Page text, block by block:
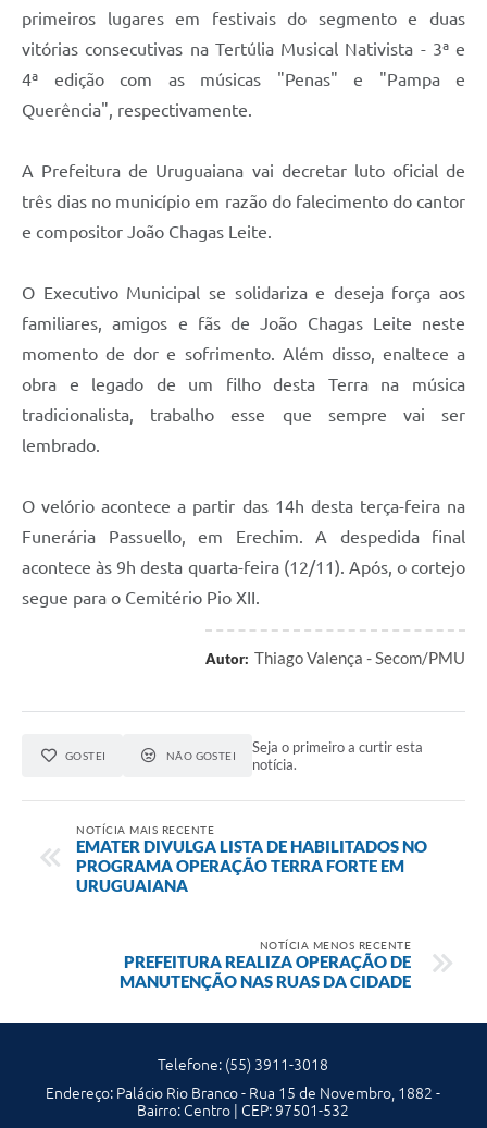
primeiros lugares em festivais do segmento e duas
vitórias consecutivas na Tertúlia Musical Nativista - 3ª e
4ª edição com as músicas "Penas" e "Pampa e
Querência", respectivamente.
A Prefeitura de Uruguaiana vai decretar luto oficial de
três dias no município em razão do falecimento do cantor
e compositor João Chagas Leite.
O Executivo Municipal se solidariza e deseja força aos
familiares, amigos e fãs de João Chagas Leite neste
momento de dor e sofrimento. Além disso, enaltece a
obra e legado de um filho desta Terra na música
tradicionalista, trabalho esse que sempre vai ser
lembrado.
O velório acontece a partir das 14h desta terça-feira na
Funerária Passuello, em Erechim. A despedida final
acontece às 9h desta quarta-feira (12/11). Após, o cortejo
segue para o Cemitério Pio XII.
Autor: Thiago Valença - Secom/PMU
GOSTEI NÃO GOSTEI
Seja o primeiro a curtir esta
notícia.
NOTÍCIA MAIS RECENTE
EMATER DIVULGA LISTA DE HABILITADOS NO
PROGRAMA OPERAÇÃO TERRA FORTE EM
URUGUAIANA
NOTÍCIA MENOS RECENTE
PREFEITURA REALIZA OPERAÇÃO DE
MANUTENÇÃO NAS RUAS DA CIDADE
Telefone: (55) 3911-3018
Endereço: Palácio Rio Branco - Rua 15 de Novembro, 1882 -
Bairro: Centro | CEP: 97501-532